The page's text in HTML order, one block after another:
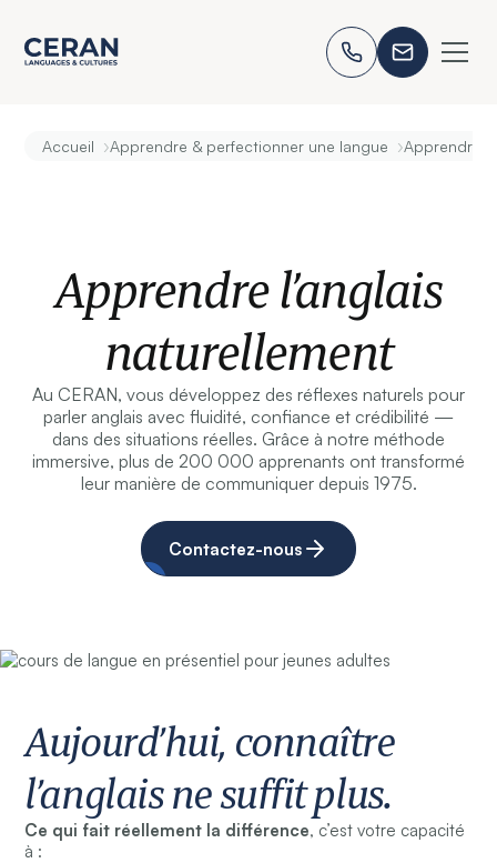
Accueil ›Apprendre & perfectionner une langue ›Apprendre
Apprendre l’anglais
naturellement
Au CERAN, vous développez des réflexes naturels pour
parler anglais avec fluidité, confiance et crédibilité —
dans des situations réelles. Grâce à notre méthode
immersive, plus de 200 000 apprenants ont transformé
leur manière de communiquer depuis 1975.
Contactez-nous
Aujourd’hui, connaître
l’anglais ne suffit plus.
Ce qui fait réellement la différence, c’est votre capacité
à :